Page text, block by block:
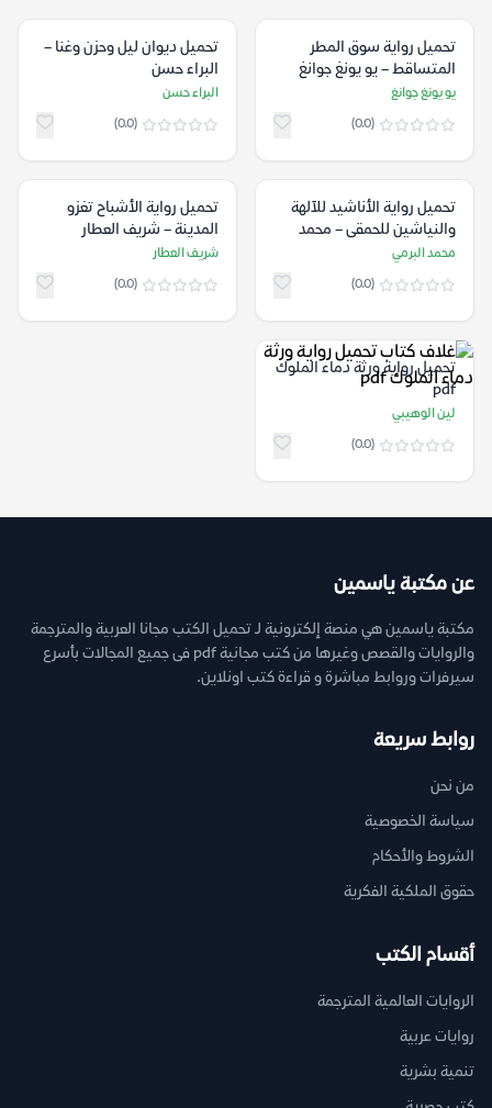
تحميل رواية سوق المطر
المتساقط – يو يونغ جوانغ
يو يونغ جوانغ
(0.0)
تحميل ديوان ليل وحزن وغنا –
البراء حسن
البراء حسن
(0.0)
تحميل رواية الأناشيد للآلهة
والنياشين للحمقى – محمد
البرمي
محمد البرمي
(0.0)
تحميل رواية الأشباح تغزو
المدينة – شريف العطار
شريف العطار
(0.0)
تحميل رواية ورثة دماء الملوك
pdf
لين الوهيبي
(0.0)
عن مكتبة ياسمين
مكتبة ياسمين هي منصة إلكترونية لـ تحميل الكتب مجانا العربية والمترجمة
والروايات والقصص وغيرها من كتب مجانية pdf فى جميع المجالات بأسرع
سيرفرات وروابط مباشرة و قراءة كتب اونلاين.
روابط سريعة
من نحن
سياسة الخصوصية
الشروط والأحكام
حقوق الملكية الفكرية
أقسام الكتب
الروايات العالمية المترجمة
روايات عربية
تنمية بشرية